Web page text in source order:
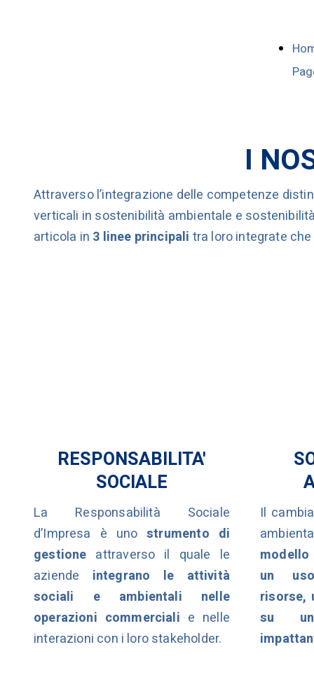
I
Attraverso l’integrazione delle competenze
verticali in sostenibilità ambientale e
articola in 3 linee principali tra loro integrate
RESPONSABILITA'
SOCIALE
La Responsabilità Sociale
d’Impresa è unostrumento di
gestione attraverso il quale le
aziende integrano le attività
sociali e ambientali nelle
operazioni commerciali e nelle
interazioni con i loro stakeholder.
Il
modello
un
risorse,
su